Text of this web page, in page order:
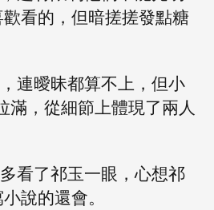
看的，但暗搓搓發點糖
連曖昧都算不上，但小
滿，從細節上體現了兩人
看了祁玉一眼，心想祁
說的還會。